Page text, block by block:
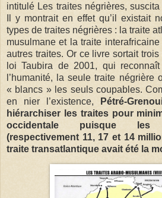
intitulé Les traites négrières,
Il y montrait en effet qu’il existait
types de traites négrières : la traite
musulmane et la traite
autres traites. Or ce livre sortait
loi Taubira de 2001, qui
l’humanité, la seule traite négrière
« blancs » les seuls coupables.
en nier l’existence,
Pétré-
hiérarchiser les traites pour
occidentale puisque les
(respectivement 11, 17 et 14
traite transatlantique avait été la